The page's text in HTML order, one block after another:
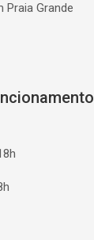
Praia Grande